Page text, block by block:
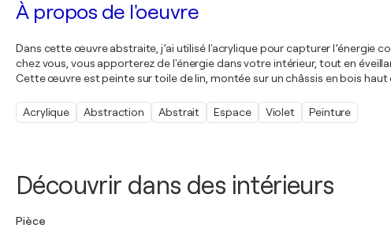
Découvrir dans des intérieurs
Pièce
À propos de l'oeuvre
Dans cette œuvre abstraite, j’ai utilisé l'acrylique pour capturer l’énergie
chez vous, vous apporterez de l'énergie dans votre intérieur, tout en
Cette œuvre est peinte sur toile de lin, montée sur un châssis en bois
Acrylique Abstraction Abstrait Espace Violet Peinture